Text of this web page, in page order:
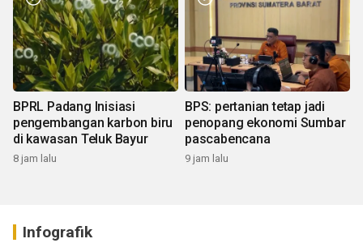
BPRL Padang Inisiasi
pengembangan karbon biru
di kawasan Teluk Bayur
8 jam lalu
BPS: pertanian tetap jadi
penopang ekonomi Sumbar
pascabencana
9 jam lalu
Infografik